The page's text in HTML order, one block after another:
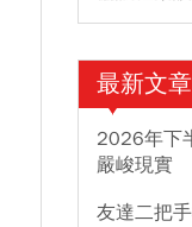
最新文章
2026年下
嚴峻現實
友達二把